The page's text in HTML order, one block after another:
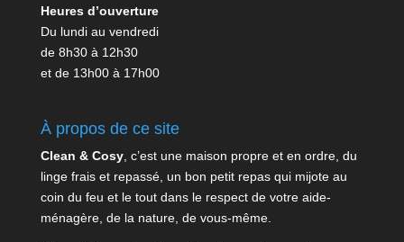
Heures d’ouverture
Du lundi au vendredi
de 8h30 à 12h30
et de 13h00 à 17h00
À propos de ce site
Clean & Cosy, c’est une maison propre et en ordre, du
linge frais et repassé, un bon petit repas qui mijote au
coin du feu et le tout dans le respect de votre aide-
ménagère, de la nature, de vous-même.